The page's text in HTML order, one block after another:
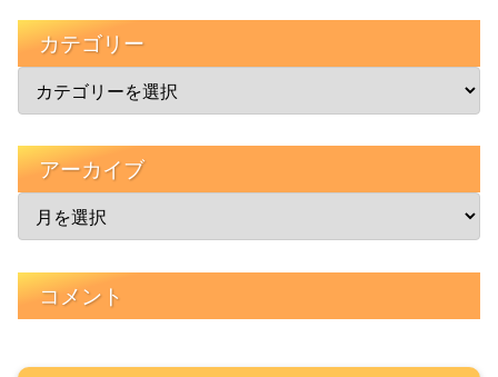
カテゴリー
アーカイブ
コメント